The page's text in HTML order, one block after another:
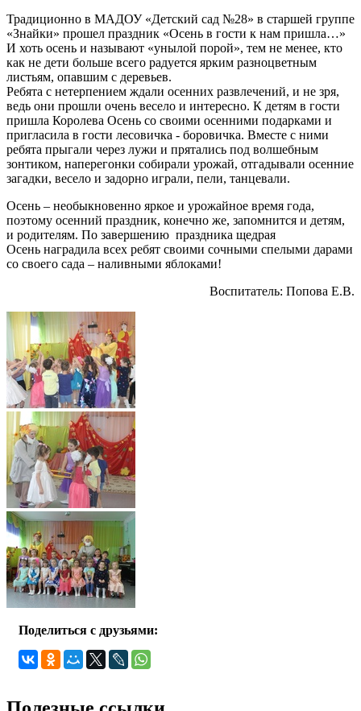
Традиционно в МАДОУ «Детский сад №28» в старшей группе
«Знайки» прошел праздник «Осень в гости к нам пришла…»
И хоть осень и называют «унылой порой», тем не менее, кто
как не дети больше всего радуется ярким разноцветным
листьям, опавшим с деревьев.
Ребята с нетерпением ждали осенних развлечений, и не зря,
ведь они прошли очень весело и интересно. К детям в гости
пришла Королева Осень со своими осенними подарками и
пригласила в гости лесовичка - боровичка. Вместе с ними
ребята прыгали через лужи и прятались под волшебным
зонтиком, наперегонки собирали урожай, отгадывали осенние
загадки, весело и задорно играли, пели, танцевали.
Осень – необыкновенно яркое и урожайное время года,
поэтому осенний праздник, конечно же, запомнится и детям,
и родителям. По завершению праздника щедрая
Осень наградила всех ребят своими сочными спелыми дарами
со своего сада – наливными яблоками!
Воспитатель: Попова Е.В.
Поделиться с друзьями: